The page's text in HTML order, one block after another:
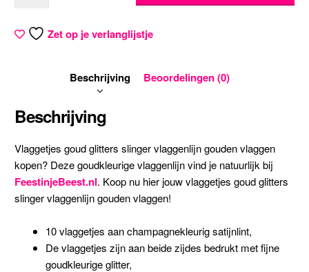
Zet op je verlanglijstje
Beschrijving Beoordelingen (0)
Beschrijving
Vlaggetjes goud glitters slinger vlaggenlijn gouden vlaggen
kopen? Deze goudkleurige vlaggenlijn vind je natuurlijk bij
FeestinjeBeest.nl. Koop nu hier jouw vlaggetjes goud glitters
slinger vlaggenlijn gouden vlaggen!
10 vlaggetjes aan champagnekleurig satijnlint,
De vlaggetjes zijn aan beide zijdes bedrukt met fijne
goudkleurige glitter,